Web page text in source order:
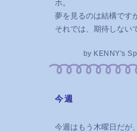
ホ。
夢を見るのは結構です
それでは、期待しない
by KENNY's
今週
今週はもう木曜日だが